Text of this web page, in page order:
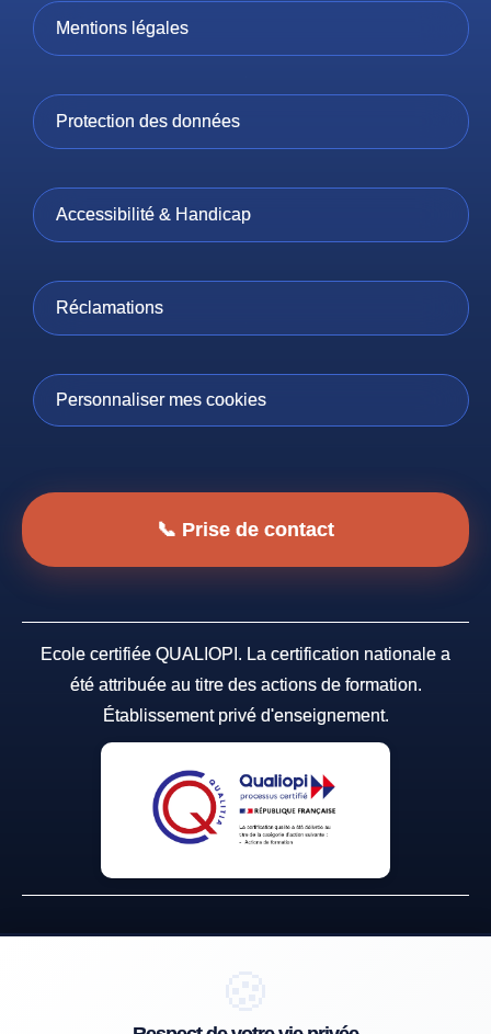
Mentions légales
Protection des données
Accessibilité & Handicap
Réclamations
Personnaliser mes cookies
📞 Prise de contact
Ecole certifiée QUALIOPI. La certification nationale a
été attribuée au titre des actions de formation.
Établissement privé d'enseignement.
Centre de formation professionnelle continue, déclarée sous le numéro